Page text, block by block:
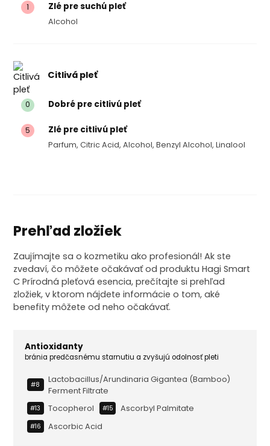
1 Zlé pre suchú pleť
Alcohol
Citlivá pleť
0 Dobré pre citlivú pleť
5 Zlé pre citlivú pleť
Parfum, Citric Acid, Alcohol, Benzyl Alcohol, Linalool
Prehľad zložiek
Zaujímajte sa o kozmetiku ako profesionál! Ak ste
zvedaví, čo môžete očakávať od produktu Hagi Smart
C Prírodná pleťová esencia, prečítajte si prehľad
zložiek, v ktorom nájdete informácie o tom, aké
benefity môžete od neho očakávať.
Antioxidanty
bránia predčasnému starnutiu a zvyšujú odolnosť pleti
#8
Lactobacillus/arundinaria Gigantea (bamboo)
Ferment Filtrate
#13 Tocopherol #15 Ascorbyl Palmitate
#16 Ascorbic Acid